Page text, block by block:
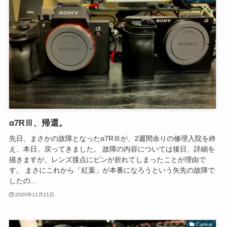
α7RⅢ、帰還。
先日、まさかの故障となったα7RⅢが、2週間余りの修理入院を終
え、本日、戻ってきました。 故障の内容については後日、詳細を
描きますが、レンズ接点にピンが折れてしまったことが理由で
す。 まさにこれから「紅葉」が本番になろうという矢先の故障で
したの...
2020年11月21日
Camera